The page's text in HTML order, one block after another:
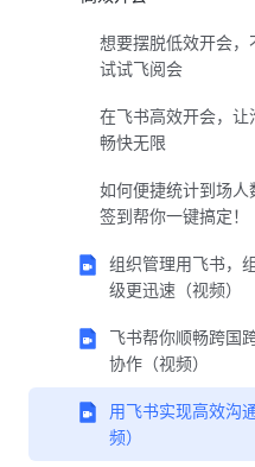
想要摆脱低效开会，
试试飞阅会
在飞书高效开会，让
畅快无限
如何便捷统计到场人
签到帮你一键搞定！
组织管理用飞书，
级更迅速（视频）
飞书帮你顺畅跨国
协作（视频）
用飞书实现高效沟
频）